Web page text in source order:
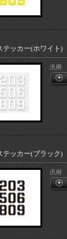
テッカー(ホワイト)
汎用
テッカー(ブラック)
汎用